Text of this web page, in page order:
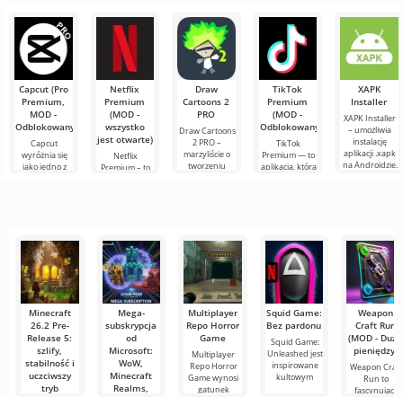
oferująca
Tutaj
na całym
wydanie
strefy
komfortu. Jest
Capcut (Pro
Premium,
MOD -
Odblokowany)
Capcut
wyróżnia się
jako jedno z
Netflix
Premium
(MOD -
wszystko
jest otwarte)
Netflix
Premium – to
Draw
Cartoons 2
PRO
Draw Cartoons
2 PRO –
marzyliście o
tworzeniu
TikTok
Premium
(MOD -
Odblokowany)
TikTok
Premium — to
aplikacja, która
XAPK
Installer
XAPK Installer
– umożliwia
instalację
aplikacji .xapk
na Androidzie.
Minecraft
26.2 Pre-
Release 5:
szlify,
stabilność i
uczciwszy
tryb
Mega-
subskrypcja
od
Microsoft:
WoW,
Minecraft
Realms,
Multiplayer
Repo Horror
Game
Multiplayer
Repo Horror
Game wynosi
gatunek
Squid Game:
Bez pardonu
Squid Game:
Unleashed jest
inspirowane
kultowym
Weapon
Craft Run
(MOD - Dużo
pieniędzy)
Weapon Craft
Run to
fascynująca